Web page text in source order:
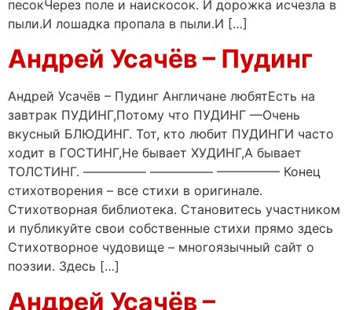
песокЧерез поле и наискосок. И дорожка исчезла в
пыли.И лошадка пропала в пыли.И […]
Андрей Усачёв – Пудинг
Андрей Усачёв – Пудинг Англичане любятЕсть на
завтрак ПУДИНГ,Потому что ПУДИНГ —Очень
вкусный БЛЮДИНГ. Тот, кто любит ПУДИНГИ часто
ходит в ГОСТИНГ,Не бывает ХУДИНГ,А бывает
ТОЛСТИНГ. ————— ————— ————— Конец
стихотворения – все стихи в оригинале.
Стихотворная библиотека. Становитесь участником
и публикуйте свои собственные стихи прямо здесь
Стихотворное чудовище – многоязычный сайт о
поэзии. Здесь […]
Андрей Усачёв –